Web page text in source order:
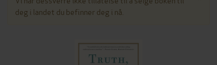
deg i landet du befinner deg i nå.